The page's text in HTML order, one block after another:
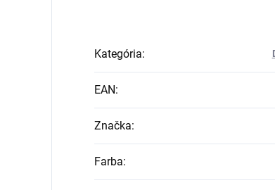
Kategória:
EAN:
Značka:
Farba: